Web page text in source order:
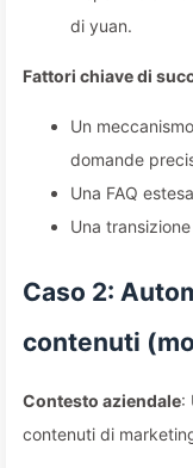
di yuan.
Fattori chiave di
Un
domande
Una FAQ
Una
Caso 2:
contenuti
Contesto aziendale:
contenuti di